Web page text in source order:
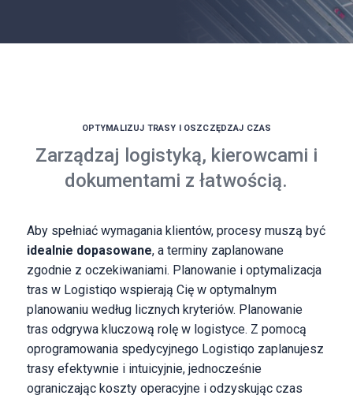
OPTYMALIZUJ TRASY I OSZCZĘDZAJ CZAS
Zarządzaj logistyką, kierowcami i
dokumentami z łatwością.
Aby spełniać wymagania klientów, procesy muszą być
idealnie dopasowane, a terminy zaplanowane
zgodnie z oczekiwaniami. Planowanie i optymalizacja
tras w Logistiqo wspierają Cię w optymalnym
planowaniu według licznych kryteriów. Planowanie
tras odgrywa kluczową rolę w logistyce. Z pomocą
oprogramowania spedycyjnego Logistiqo zaplanujesz
trasy efektywnie i intuicyjnie, jednocześnie
ograniczając koszty operacyjne i odzyskując czas